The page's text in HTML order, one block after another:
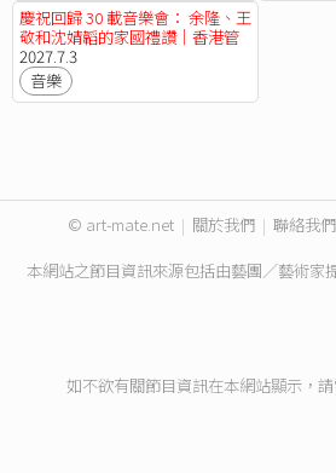
慶祝回歸 30 載音樂會： 余隆、王
敬和沈婧韜的家國禮讚｜香港管
弦樂團
2027.7.3
音樂
© art-mate.net | 關於我們 | 聯絡我們
本網站之節目資訊來源包括由藝團／藝術家
如不欲有關節目資訊在本網站顯示，